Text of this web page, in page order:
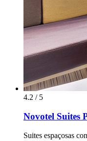
4.2 / 5
Novotel Suites
Suites espaçosas